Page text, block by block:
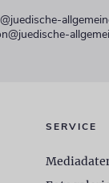
SERVICE